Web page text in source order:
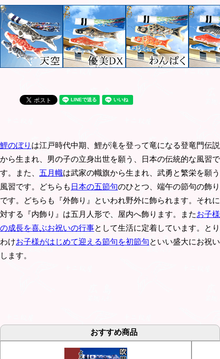
鯉のぼり は江戸時代中期、鯉が滝を登って竜になる登竜門伝説
から生まれ、男の子の立身出世を願う、日本の伝統的な風習で
す。また、 五月幟は武家の幟旗から生まれ、武勇と繁栄を願う
風習です。どちらも 日本の五節句のひとつ、端午の節句の飾り
です。どちらも『外飾り』といわれ野外に飾られます。それに
対する『内飾り』は五月人形で、屋内へ飾ります。またお子様
の成長を喜ぶお祝いの行事として生活に定着しています。とり
わけお子様がはじめて迎える節句を初節句といい盛大にお祝い
します。
おすすめ商品